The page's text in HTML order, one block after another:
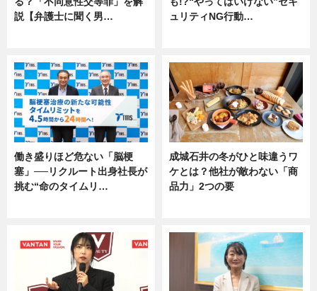
説【弁護士に聞く男…
ュリティNG行動…
働き盛りほど危ない「脳梗
塞」──リクルート出身社長が
挑む“命のタイムリ…
成城石井の冬がひと味違うワ
ケとは？他社が敵わない「商
品力」2つの要